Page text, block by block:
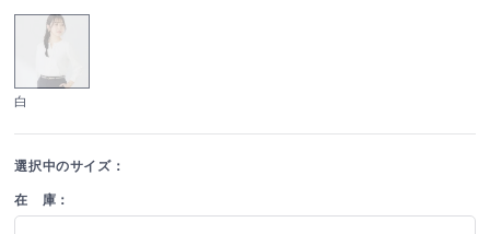
白
選択中のサイズ：
在 庫：